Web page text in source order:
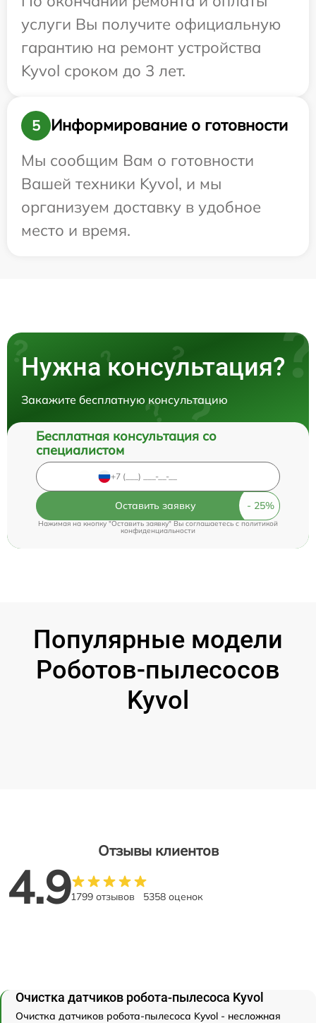
услуги Вы получите официальную
гарантию на ремонт устройства
Kyvol сроком до 3 лет.
5
Информирование о готовности
Мы сообщим Вам о готовности
Вашей техники Kyvol, и мы
организуем доставку в удобное
место и время.
Нужна консультация?
Закажите бесплатную консультацию
Бесплатная консультация со
специалистом
Оставить заявку
Нажимая на кнопку "Оставить заявку" Вы соглашаетесь cполитикой
конфиденциальности
Популярные модели
Роботов-пылесосов
Kyvol
Отзывы клиентов
4.91799 отзывов 5358 оценок
Очистка датчиков робота-пылесоса Kyvol
Очистка датчиков робота-пылесоса Kyvol - несложная